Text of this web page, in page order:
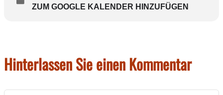
ZUM GOOGLE KALENDER HINZUFÜGEN
Hinterlassen Sie einen Kommentar